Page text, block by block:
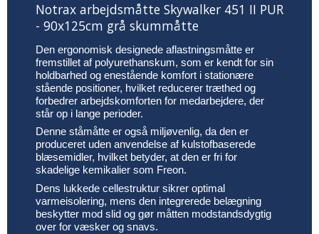
Notrax arbejdsmåtte Skywalker 451 II PUR
- 90x125cm grå skummåtte
Den ergonomisk designede aflastningsmåtte er
fremstillet af polyurethanskum, som er kendt for sin
holdbarhed og enestående komfort i stationære
stående positioner, hvilket reducerer træthed og
forbedrer arbejdskomforten for medarbejdere, der
står op i lange perioder.
Denne ståmåtte er også miljøvenlig, da den er
produceret uden anvendelse af kulstofbaserede
blæsemidler, hvilket betyder, at den er fri for
skadelige kemikalier som Freon.
Dens lukkede cellestruktur sikrer optimal
varmeisolering, mens den integrerede belægning
beskytter mod slid og gør måtten modstandsdygtig
over for væsker og snavs.